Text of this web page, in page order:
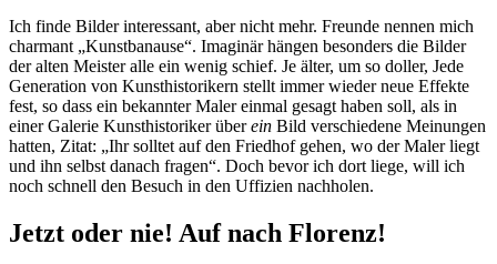
Ich finde Bilder interessant, aber nicht mehr. Freunde nennen mich
charmant
Kunstbanause . Imaginär hängen besonders die Bilder
der alten Meister alle ein wenig schief. Je älter, um so doller, Jede
Generation von Kunsthistorikern stellt immer wieder neue Effekte
fest, so dass ein bekannter Maler einmal gesagt haben soll, als in
einer Galerie Kunsthistoriker überein Bild verschiedene Meinungen
hatten, Zitat:
Ihr solltet auf den Friedhof gehen, wo der Maler liegt
und ihn selbst danach fragen . Doch bevor ich dort liege, will ich
noch schnell den Besuch in den Uffizien nachholen.
Jetzt oder nie! Auf nach Florenz!